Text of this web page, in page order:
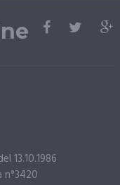
13.10.1986
n°3420